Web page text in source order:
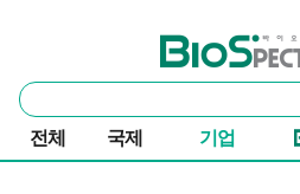
바이오스펙테이터
통
합
검
색
전체 국제 기업